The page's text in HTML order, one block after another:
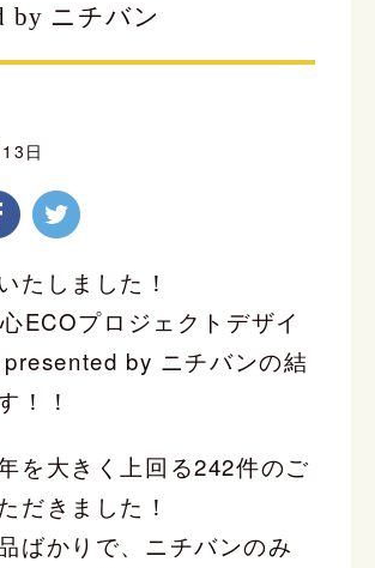
by ニチバン
日
たしました！
ECOプロジェクトデザイ
by ニチバンの結
！！
を大きく上回る242件のご
だきました！
ばかりで、ニチバンのみ